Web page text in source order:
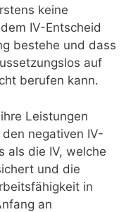
keine
IV-Entscheid
bestehe und dass
auf
berufen kann.
Leistungen
negativen IV-
als die IV, welche
und die
in
an